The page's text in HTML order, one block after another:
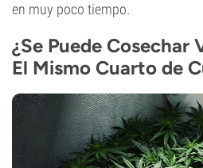
en muy poco tiempo.
¿Se Puede Cosechar
El Mismo Cuarto de